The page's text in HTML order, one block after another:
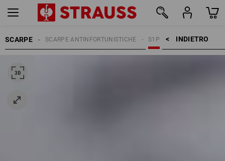
SCARPE INDIETRO    >
S1P
SCARPE ANTINFORTUNISTICHE